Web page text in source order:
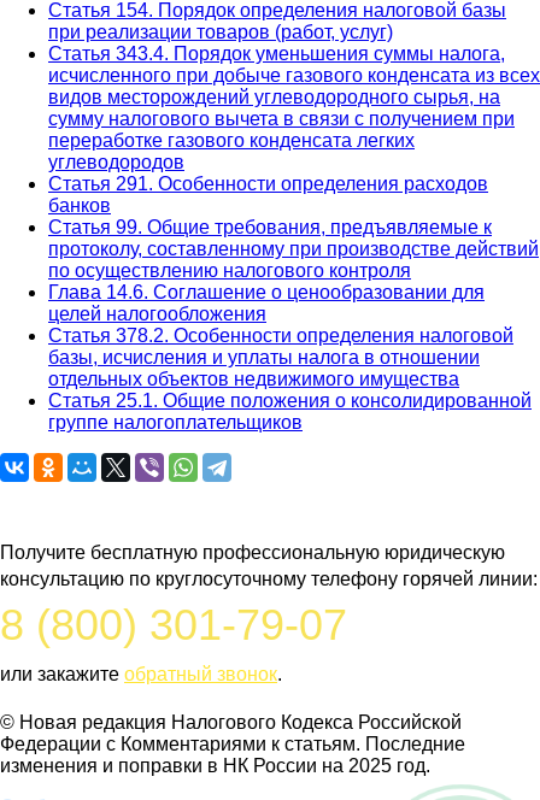
Статья 154. Порядок определения налоговой базы
при реализации товаров (работ, услуг)
Статья 343.4. Порядок уменьшения суммы налога,
исчисленного при добыче газового конденсата из всех
видов месторождений углеводородного сырья, на
сумму налогового вычета в связи с получением при
переработке газового конденсата легких
углеводородов
Статья 291. Особенности определения расходов
банков
Статья 99. Общие требования, предъявляемые к
протоколу, составленному при производстве действий
по осуществлению налогового контроля
Глава 14.6. Соглашение о ценообразовании для
целей налогообложения
Статья 378.2. Особенности определения налоговой
базы, исчисления и уплаты налога в отношении
отдельных объектов недвижимого имущества
Статья 25.1. Общие положения о консолидированной
группе налогоплательщиков
Получите бесплатную профессиональную юридическую
консультацию по круглосуточному телефону горячей линии:
8 (800) 301-79-07
или закажите обратный звонок.
© Новая редакция Налогового Кодекса Российской
Федерации c Комментариями к статьям. Последние
изменения и поправки в НК России на 2025 год.